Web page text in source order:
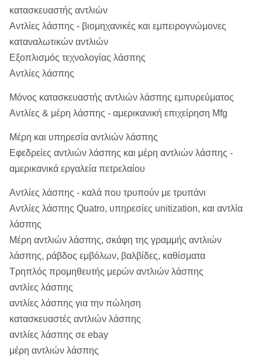
κατασκευαστής αντλιών
Αντλίες λάσπης - βιομηχανικές και εμπειρογνώμονες
καταναλωτικών αντλιών
Εξοπλισμός τεχνολογίας λάσπης
Αντλίες λάσπης
Μόνος κατασκευαστής αντλιών λάσπης εμπυρεύματος
Αντλίες & μέρη λάσπης - αμερικανική επιχείρηση Mfg
Μέρη και υπηρεσία αντλιών λάσπης
Εφεδρείες αντλιών λάσπης και μέρη αντλιών λάσπης -
αμερικανικά εργαλεία πετρελαίου
Αντλίες λάσπης - καλά που τρυπούν με τρυπάνι
Αντλίες λάσπης Quatro, υπηρεσίες unitization, και αντλία
λάσπης
Μέρη αντλιών λάσπης, σκάφη της γραμμής αντλιών
λάσπης, ράβδος εμβόλων, βαλβίδες, καθίσματα
Τρηπλός προμηθευτής μερών αντλιών λάσπης
αντλίες λάσπης
αντλίες λάσπης για την πώληση
κατασκευαστές αντλιών λάσπης
αντλίες λάσπης σε ebay
μέρη αντλιών λάσπης